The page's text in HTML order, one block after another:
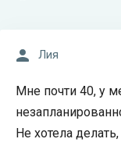
Лия
Мне почти 40, у
Не хотела